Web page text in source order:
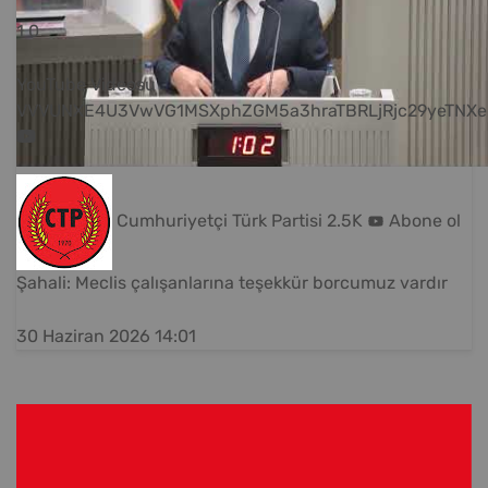
1 0
YouTube Videosu
Cumhuriyetçi Türk Partisi 2.5K Abone ol
Şahali: Meclis çalışanlarına teşekkür borcumuz vardır
30 Haziran 2026 14:01